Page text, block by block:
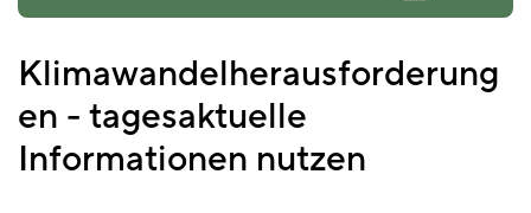
Klimawandelherausforderung
en - tagesaktuelle
Informationen nutzen